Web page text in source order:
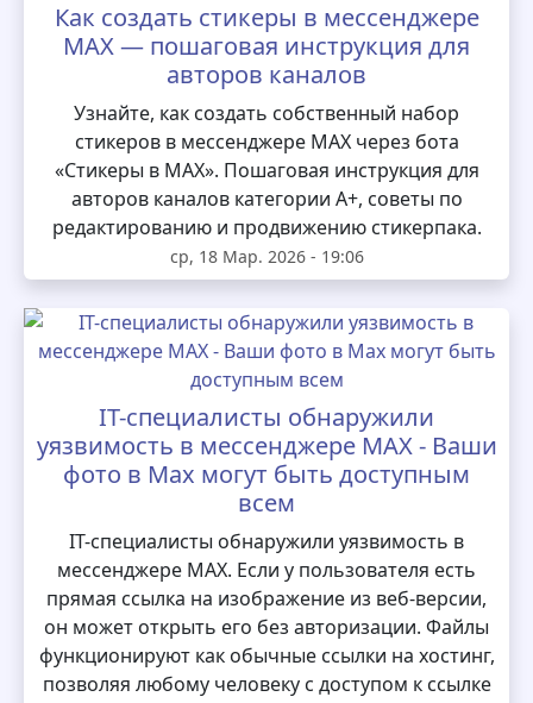
Как создать стикеры в мессенджере
MAX — пошаговая инструкция для
авторов каналов
Узнайте, как создать собственный набор
стикеров в мессенджере MAX через бота
«Стикеры в MAX». Пошаговая инструкция для
авторов каналов категории А+, советы по
редактированию и продвижению стикерпака.
ср, 18 Мар. 2026 - 19:06
IT-специалисты обнаружили
уязвимость в мессенджере MAX - Ваши
фото в Max могут быть доступным
всем
IT-специалисты обнаружили уязвимость в
мессенджере MAX. Если у пользователя есть
прямая ссылка на изображение из веб-версии,
он может открыть его без авторизации. Файлы
функционируют как обычные ссылки на хостинг,
позволяя любому человеку с доступом к ссылке